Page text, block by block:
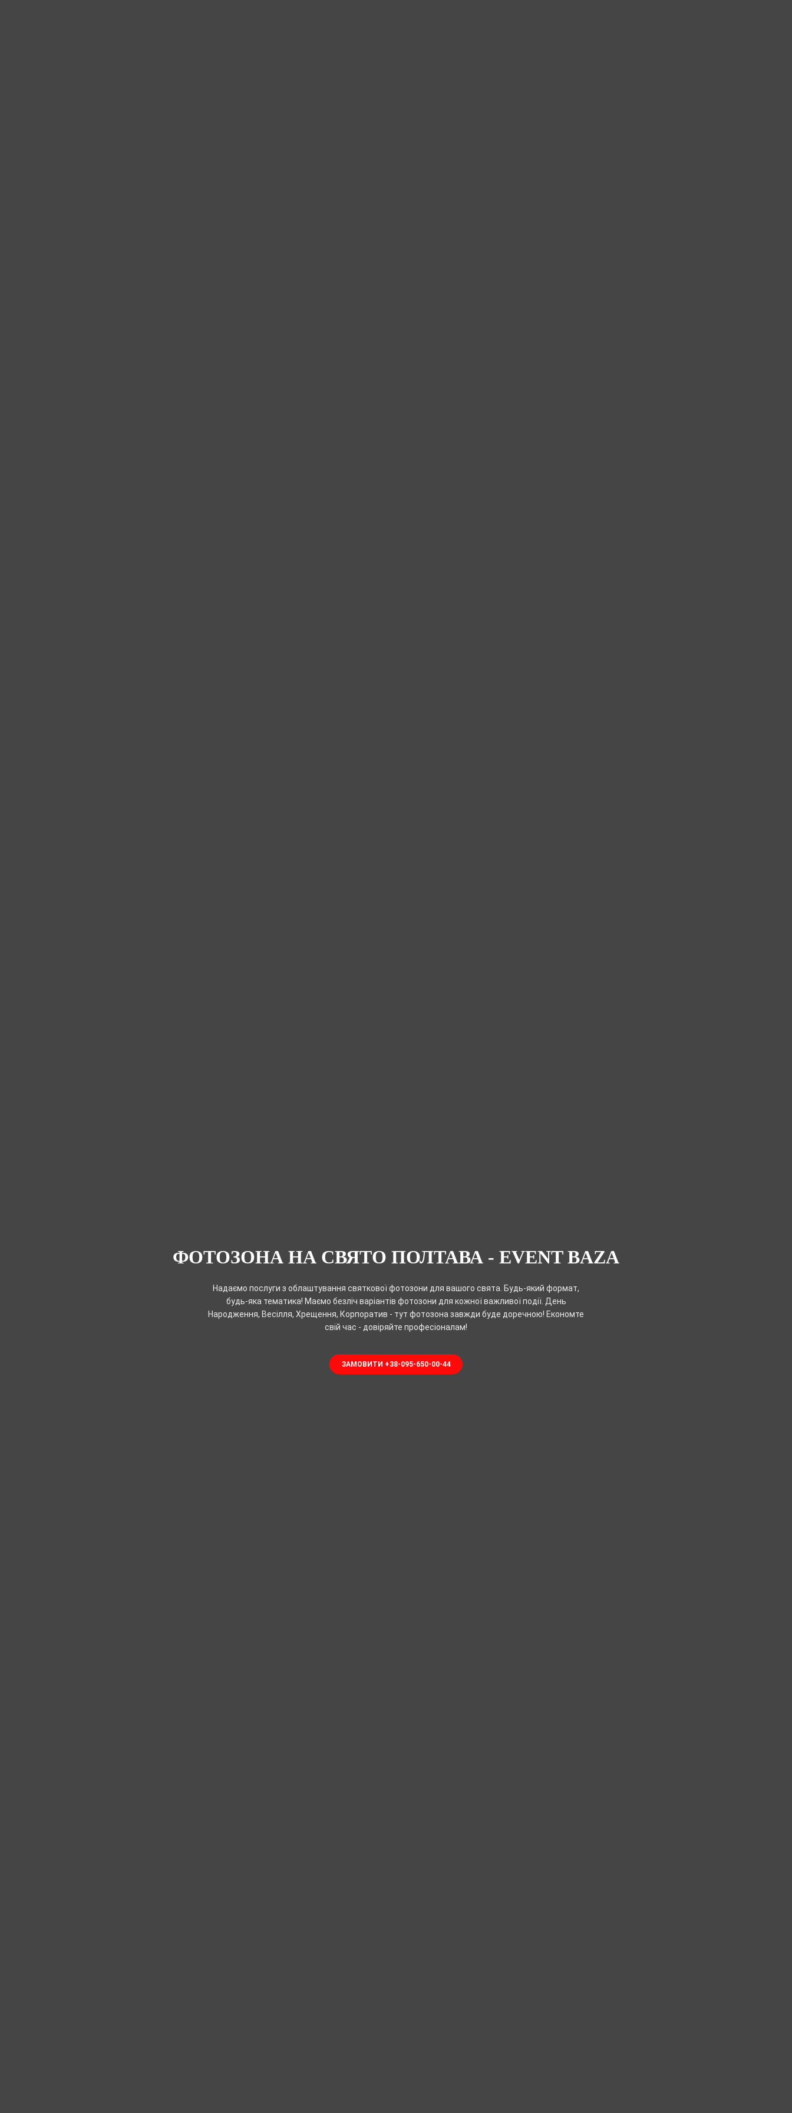
ФОТОЗОНА НА СВЯТО ПОЛТАВА - EVENT BAZA
Надаємо послуги з облаштування святкової фотозони для вашого свята. Будь-який формат,
будь-яка тематика! Маємо безліч варіантів фотозони для кожної важливої події. День
Народження, Весілля, Хрещення, Корпоратив - тут фотозона завжди буде доречною! Економте
свій час - довіряйте професіоналам!
ЗАМОВИТИ +38-095-650-00-44